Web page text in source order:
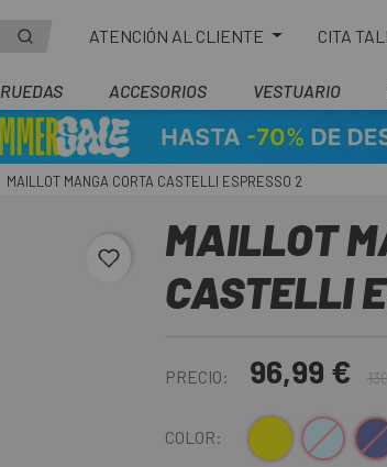
ATENCIÓN AL CLIENTE CITA
RUEDAS ACCESORIOS VESTUARIO
MAILLOT MANGA CORTA CASTELLI ESPRESSO 2
favorite_border
MAILLOT
CASTELLI
PRECIO: 96,99 €
COLOR: AmarilloAzul Claro
Azul